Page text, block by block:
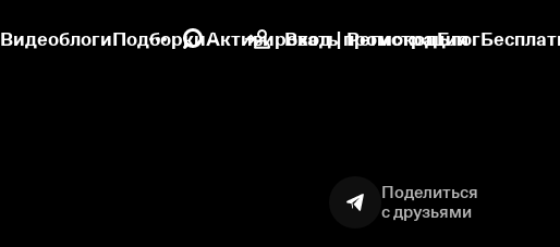
ВидеоблогиПодборкиАктивировать промокодБлог
Вход | Регистрация
Поделиться
с друзьями